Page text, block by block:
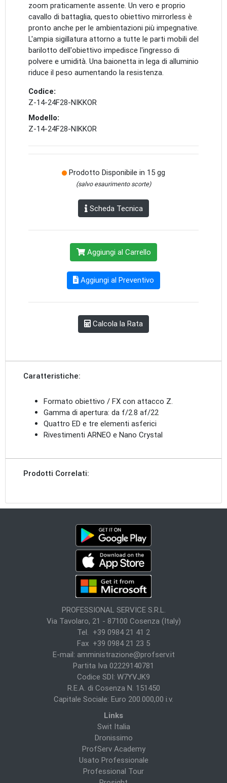
zoom praticamente assente. Un vero e proprio
cavallo di battaglia, questo obiettivo mirrorless è
pronto anche per le ambientazioni più impegnative.
L'ampia sigillatura attorno a tutte le parti mobili del
barilotto dell'obiettivo impedisce l'ingresso di
polvere e umidità. Una baionetta in lega di alluminio
riduce il peso aumentando la resistenza.
Codice:
Z-14-24F28-NIKKOR
Modello:
Z-14-24F28-NIKKOR
Prodotto Disponibile in 15 gg
(salvo esaurimento scorte)
Scheda Tecnica
Aggiungi al Carrello
Aggiungi al Preventivo
Calcola la Rata
Caratteristiche:
Formato obiettivo / FX con attacco Z.
Gamma di apertura: da f/2.8 af/22
Quattro ED e tre elementi asferici
Rivestimenti ARNEO e Nano Crystal
Prodotti Correlati:
PROFESSIONAL SERVICE S.R.L.
Via Tavolaro, 21 - 87100 Cosenza (Italy)
Tel. +39 0984 21 41 2
Fax +39 0984 21 23 5
E-mail: amministrazione@profserv.it
Partita Iva 02229140781
Codice SDI: W7YVJK9
R.E.A. di Cosenza N. 151450
Capitale Sociale: Euro 200.000,00 i.v.
Links
Swit Italia
Dronissimo
ProfServ Academy
Usato Professionale
Professional Tour